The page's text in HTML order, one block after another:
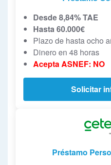
Desde 8,84% TAE
Hasta 60.000€
Plazo de hasta ocho
Dinero en 48 horas
Acepta ASNEF: NO
Solicitar
Préstamo